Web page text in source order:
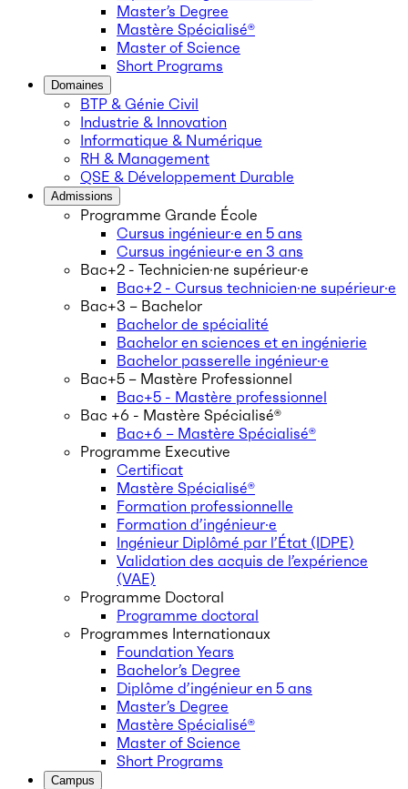
Master’s Degree
Mastère Spécialisé®
Master of Science
Short Programs
Domaines
BTP & Génie Civil
Industrie & Innovation
Informatique & Numérique
RH & Management
QSE & Développement Durable
Admissions
Programme Grande École
Cursus ingénieur·e en 5 ans
Cursus ingénieur·e en 3 ans
Bac+2 - Technicien·ne supérieur·e
Bac+2 - Cursus technicien·ne supérieur·e
Bac+3 – Bachelor
Bachelor de spécialité
Bachelor en sciences et en ingénierie
Bachelor passerelle ingénieur·e
Bac+5 – Mastère Professionnel
Bac+5 - Mastère professionnel
Bac +6 - Mastère Spécialisé®
Bac+6 – Mastère Spécialisé®
Programme Executive
Certificat
Mastère Spécialisé®
Formation professionnelle
Formation d’ingénieur·e
Ingénieur Diplômé par l’État (IDPE)
Validation des acquis de l’expérience
(VAE)
Programme Doctoral
Programme doctoral
Programmes Internationaux
Foundation Years
Bachelor’s Degree
Diplôme d’ingénieur en 5 ans
Master’s Degree
Mastère Spécialisé®
Master of Science
Short Programs
Campus